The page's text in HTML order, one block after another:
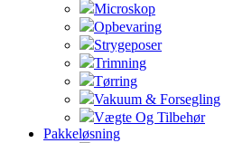
Microskop
Opbevaring
Strygeposer
Trimning
Tørring
Vakuum & Forsegling
Vægte Og Tilbehør
Pakkeløsning